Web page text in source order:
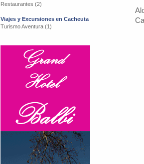
Restaurantes (2)
Viajes y Excursiones en Cacheuta
Turismo Aventura (1)